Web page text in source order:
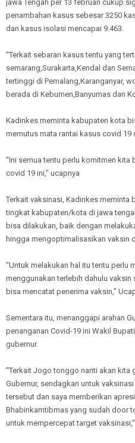
jawa Tengah per 13 februari cukup
penambahan kasus sebesar 3250
dan kasus isolasi mencapai 9.463.
“Terkait sebaran kasus tentu yang
semarang,Surakarta,Kendal dan
tertinggi di Pemalang,Karanganyar,
berada di Kebumen,Banyumas dan
Kadinkes meminta kabupaten kota
memutus mata rantai kasus covid 19
“Ini semua tentu perlu komitmen
covid 19 ini,” ucapnya
Terkait vaksinasi, Kadinkes meminta
tingkat kabupaten/kota di jawa
bisa dilakukan, baik dengan
hingga mengoptimalisasikan vaksin
“Untuk melakukan hal itu tentu perlu
menggunakan terlebih dahulu vaksin
bisa mencatat penerima vaksin,”
Sementara itu, menanggapi arahan
penanganan Covid-19 ini Wakil
gubernur.
“Terkait Jogo tonggo nanti akan kita
Gubernur, sendagkan untuk
tersebut dan saya memberikan
Bhabinkamtibmas yang sudah door
untuk mempercepat target